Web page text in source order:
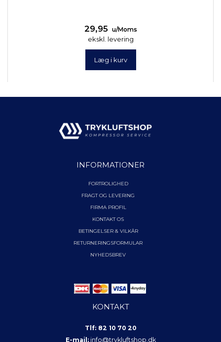
29,95 u/Moms
ekskl. levering
Læg i kurv
INFORMATIONER
FORTROLIGHED
FRAGT OG LEVERING
FIRMA PROFIL
KONTAKT OS
BETINGELSER & VILKÅR
RETURNERINGSFORMULAR
NYHEDSBREV
KONTAKT
Tlf: 82 10 70 20
E-mail: info@trykluftshop.dk